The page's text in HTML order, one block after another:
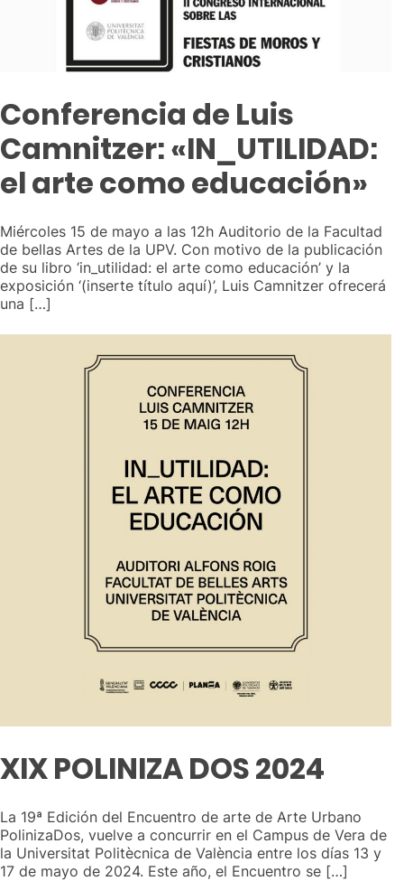
Conferencia de Luis
Camnitzer: «IN_UTILIDAD:
el arte como educación»
Miércoles 15 de mayo a las 12h Auditorio de la Facultad
de bellas Artes de la UPV. Con motivo de la publicación
de su libro ‘in_utilidad: el arte como educación’ y la
exposición ‘(inserte título aquí)’, Luis Camnitzer ofrecerá
una […]
XIX POLINIZA DOS 2024
La 19ª Edición del Encuentro de arte de Arte Urbano
PolinizaDos, vuelve a concurrir en el Campus de Vera de
la Universitat Politècnica de València entre los días 13 y
17 de mayo de 2024. Este año, el Encuentro se […]